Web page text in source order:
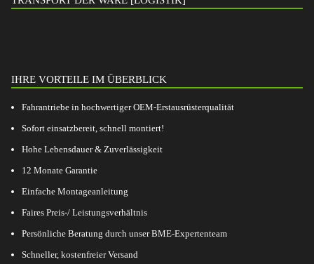
IHRE VORTEILE IM ÜBERBLICK
Fahrantriebe in hochwertiger OEM-Erstausrüsterqualität
Sofort einsatzbereit, schnell montiert!
Hohe Lebensdauer & Zuverlässigkeit
12 Monate Garantie
Einfache Montageanleitung
Faires Preis-/ Leistungsverhältnis
Persönliche Beratung durch unser BME-Expertenteam
Schneller, kostenfreier Versand